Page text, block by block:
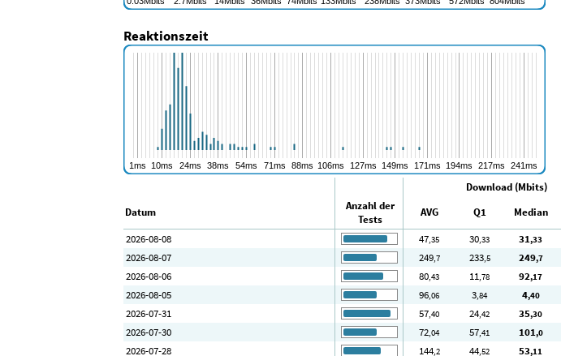
Reaktionszeit
Download (Mbits)
Datum
Anzahl der
Tests
AVG Q1 Median
2026-08-08
47,35 30,33 31,33
2026-08-07
249,7 233,5 249,7
2026-08-06
80,43 11,78 92,17
2026-08-05
96,06 3,84 4,40
2026-07-31
57,40 24,42 35,30
2026-07-30
72,04 57,41 101,0
2026-07-28
144,2 44,52 53,11